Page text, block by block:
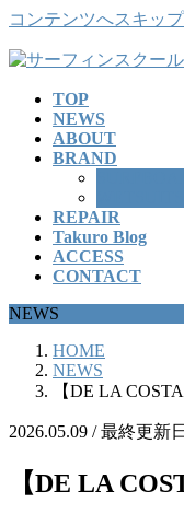
コンテンツへスキップ
TOP
NEWS
ABOUT
BRAND
REPAIR
Takuro Blog
ACCESS
CONTACT
NEWS
HOME
NEWS
【DE LA
2026.05.09 / 最終更新
【DE LA